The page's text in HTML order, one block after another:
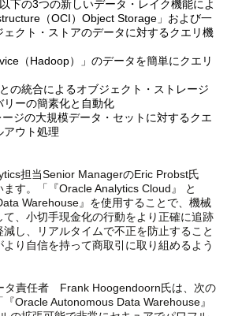
下の3つの新しいデータ・レイク機能によ
（OCI）Object Storage」および一
クト・ストアのデータに対するクエリ機
（Hadoop）」のデータを簡単にクエリ
の統合によるオブジェクト・ストレージ
ーの簡素化と自動化
ジの大規模データ・セットに対するクエ
アウト処理
担当Senior ManagerのEric Probst氏
す。「『Oracle Analytics Cloud』 と
Warehouse』を使用することで、機械
、小切手現金化の行動をより正確に追跡
し、リアルタイムで不正を防止すること
り自信を持って商取引に取り組めるよう
タ責任者 Frank Hoogendoorn氏は、次の
Oracle Autonomous Data Warehouse』